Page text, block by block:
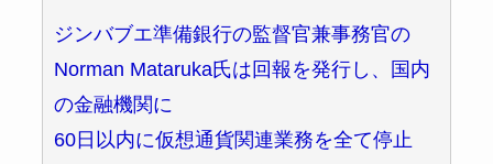
ジンバブエ準備銀行の監督官兼事務官の
Norman Mataruka氏は回報を発行し、国内
の金融機関に
60日以内に仮想通貨関連業務を全て停止